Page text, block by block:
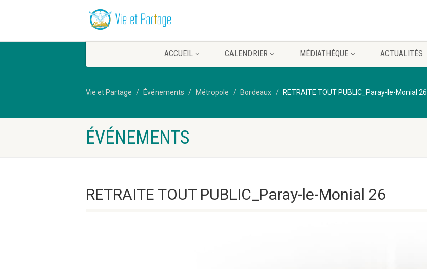
ACCUEIL CALENDRIER MÉDIATHÈQUE ACTUALITÉS
Vie et Partage Événements Métropole Bordeaux RETRAITE TOUT PUBLIC_Paray-le-Monial 26
ÉVÉNEMENTS
RETRAITE TOUT PUBLIC_Paray-le-Monial 26